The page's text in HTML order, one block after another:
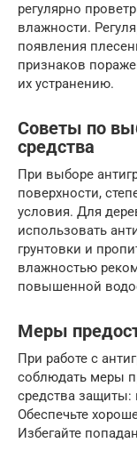
регулярно
влажности.
появления
признаков
их устранению.
Советы по
средства
При выборе
поверхности,
условия. Для
использовать
грунтовки и
влажностью
повышенной
Меры
При работе с
соблюдать меры
средства защиты:
Обеспечьте
Избегайте